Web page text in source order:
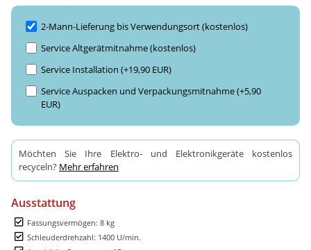
2-Mann-Lieferung bis Verwendungsort (kostenlos)
Service Altgerätmitnahme (kostenlos)
Service Installation (+19,90 EUR)
Service Auspacken und Verpackungsmitnahme (+5,90
EUR)
Möchten Sie Ihre Elektro- und Elektronikgeräte kostenlos
recyceln? Mehr erfahren
Ausstattung
Fassungsvermögen: 8 kg
Schleuderdrehzahl: 1400 U/min.